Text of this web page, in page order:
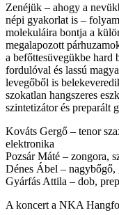
Zenéjük – ahogy a
népi gyakorlat is –
molekuláira bontja a
megalapozott
a befőttesüvegükbe hard
fordulóval és lassú
levegőből is
szokatlan hangszeres
szintetizátor és preparált
Kováts Gergő – tenor
elektronika
Pozsár Máté – zongora,
Dénes Ábel – nagybőgő,
Gyárfás Attila – dob,
A koncert a NKA